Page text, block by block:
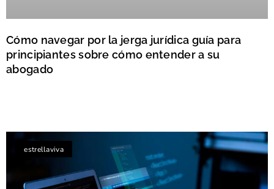
Cómo navegar por la jerga jurídica guía para
principiantes sobre cómo entender a su
abogado
estrellaviva